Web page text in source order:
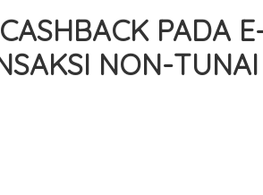
PADA
NON-TUNAI